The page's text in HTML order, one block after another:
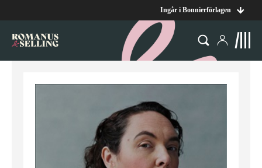
Ingår i Bonnierförlagen